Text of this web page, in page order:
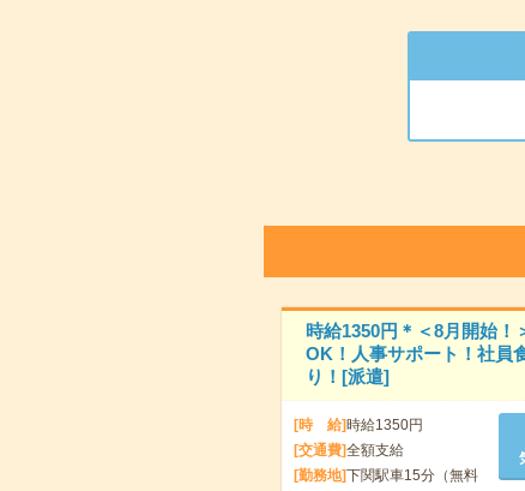
時給1350円＊＜8月開始！
OK！人事サポート！社員
り！[派遣]
[時 給]時給1350円
[交通費]全額支給
[勤務地]下関駅車15分（無料